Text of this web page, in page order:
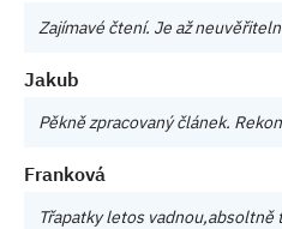
Zajímavé čtení. Je až
Jakub
Pěkně zpracovaný článek.
Franková
Třapatky letos vadnou,absoltně